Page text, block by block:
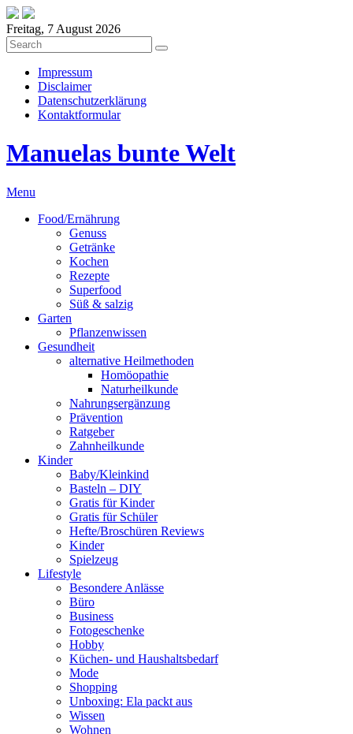
Freitag, 7 August 2026
Impressum
Disclaimer
Datenschutzerklärung
Kontaktformular
Manuelas bunte Welt
Menu
Food/Ernährung
Genuss
Getränke
Kochen
Rezepte
Superfood
Süß & salzig
Garten
Pflanzenwissen
Gesundheit
alternative Heilmethoden
Homöopathie
Naturheilkunde
Nahrungsergänzung
Prävention
Ratgeber
Zahnheilkunde
Kinder
Baby/Kleinkind
Basteln – DIY
Gratis für Kinder
Gratis für Schüler
Hefte/Broschüren Reviews
Kinder
Spielzeug
Lifestyle
Besondere Anlässe
Büro
Business
Fotogeschenke
Hobby
Küchen- und Haushaltsbedarf
Mode
Shopping
Unboxing: Ela packt aus
Wissen
Wohnen